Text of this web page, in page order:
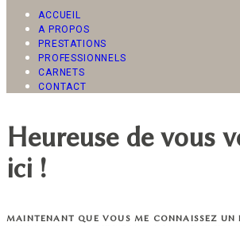
ACCUEIL
A PROPOS
PRESTATIONS
PROFESSIONNELS
CARNETS
CONTACT
Heureuse de vous
ici !
MAINTENANT QUE VOUS ME CONNAISSEZ UN